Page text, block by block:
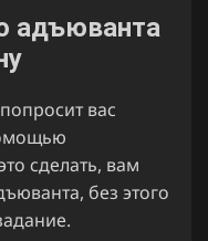
адъюванта
вас
сделать, вам
без этого